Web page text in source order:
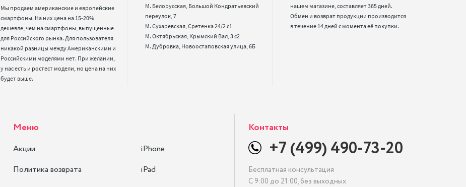
Мы продаем американские и европейские
смартфоны. На них цена на 15-20%
дешевле, чем на смартфоны, выпущенные
для Российского рынка. Для пользователя
никакой разницы между Американскими и
Российскими моделями нет. При желании,
у нас есть и ростест модели, но цена на них
будет выше.
М. Белорусская, Большой Кондратьевский
переулок, 7
М. Сухаревская, Сретенка 24/2 с1
М. Октябрьская, Крымский Вал, 3 с2
нашем магазине, составляет 365 дней.
Обмен и возврат продукции производится
в течение 14 дней с момента её покупки.
Меню
Акции
Политика возврата
iPhone
iPad
Контакты
+7 (499) 490-73-20
Бесплатная консультация
С 9:00 до 21:00, без выходных